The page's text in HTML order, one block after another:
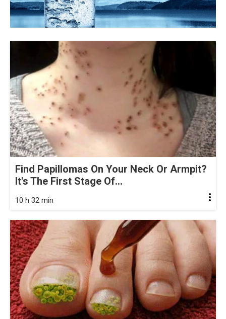
Find Papillomas On Your Neck Or Armpit?
It's The First Stage Of...
10 h 32 min